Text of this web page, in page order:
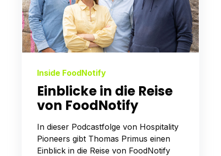
Inside FoodNotify
Einblicke in die Reise
von FoodNotify
In dieser Podcastfolge von Hospitality
Pioneers gibt Thomas Primus einen
Einblick in die Reise von FoodNotify